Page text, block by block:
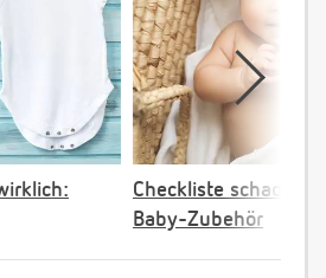
Checkliste
Baby-Zubehör